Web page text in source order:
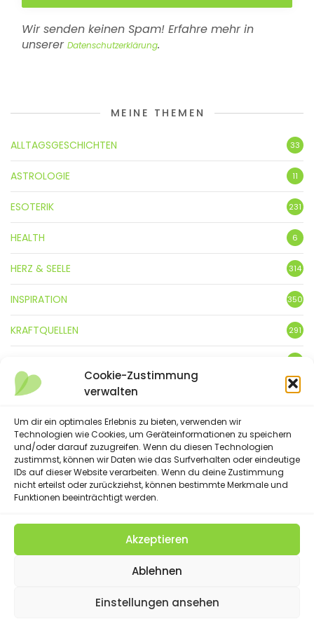
Cookie-Zustimmung
verwalten
Um dir ein optimales Erlebnis zu bieten, verwenden wir
Technologien wie Cookies, um Geräteinformationen zu speichern
und/oder darauf zuzugreifen. Wenn du diesen Technologien
zustimmst, können wir Daten wie das Surfverhalten oder eindeutige
IDs auf dieser Website verarbeiten. Wenn du deine Zustimmung
nicht erteilst oder zurückziehst, können bestimmte Merkmale und
Funktionen beeinträchtigt werden.
Akzeptieren
Ablehnen
Einstellungen ansehen
Wir senden keinen Spam! Erfahre mehr in
unserer Datenschutzerklärung.
MEINE THEMEN
ALLTAGSGESCHICHTEN 33
ASTROLOGIE 11
ESOTERIK 231
HEALTH 6
HERZ & SEELE 314
INSPIRATION 350
KRAFTQUELLEN 291
3
LEBENSFREUDE 359
LIFESTYLE
NATUR
SPRÜCHE & GEDICHTE
(C) 2023 - Floatingheart. All Rights Reserved.
SUCHE COOKIE-RICHTLINIE (EU)